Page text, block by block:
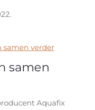
.
samen
Aquafix